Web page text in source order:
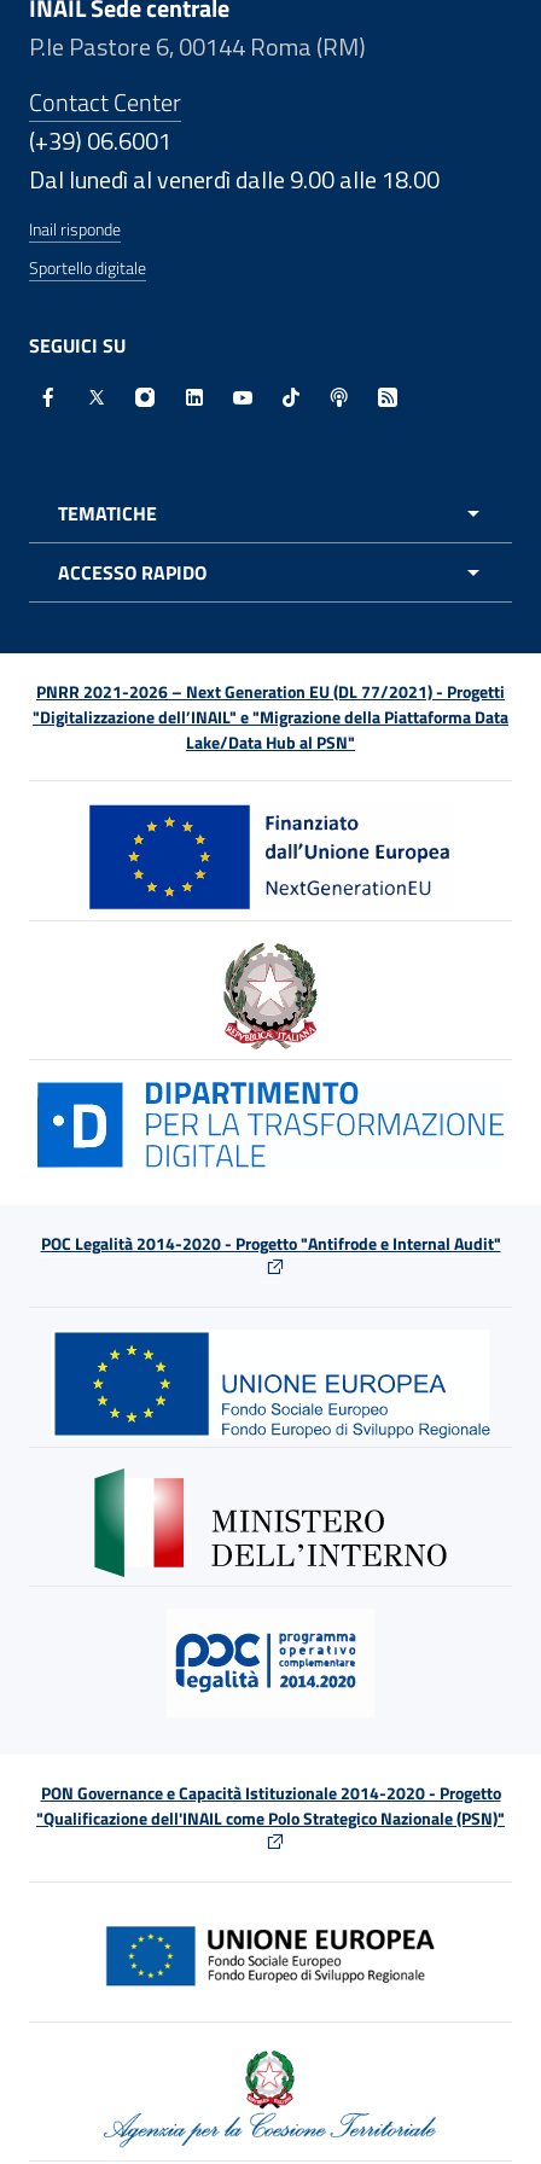
INAIL Sede centrale
P.le Pastore 6, 00144 Roma (RM)
Contact Center
(+39) 06.6001
Dal lunedì al venerdì dalle 9.00 alle 18.00
Inail risponde
Sportello digitale
SEGUICI SU
Facebook - Sito esterno - Apertura in nuova finestra
X - Sito esterno - Apertura in nuova finestra
Instagram - Sito esterno - Apertura in
Linkedin - Sito esterno - Apertura in
Youtube - Sito esterno -
TikTok - Sito esterno -
Spreaker - Sito
Feed RSS -
TEMATICHE
ACCESSO RAPIDO
PNRR 2021-2026 – Next Generation EU (DL 77/2021) - Progetti
"Digitalizzazione dell’INAIL" e "Migrazione della Piattaforma Data
Lake/Data Hub al PSN"
POC Legalità 2014-2020 - Progetto "Antifrode e Internal Audit"
PON Governance e Capacità Istituzionale 2014-2020 - Progetto
"Qualificazione dell'INAIL come Polo Strategico Nazionale (PSN)"